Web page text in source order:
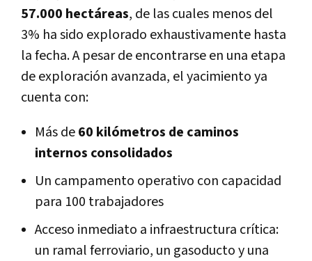
57.000 hectáreas, de las cuales menos del
3% ha sido explorado exhaustivamente hasta
la fecha. A pesar de encontrarse en una etapa
de exploración avanzada, el yacimiento ya
cuenta con:
Más de60 kilómetros de caminos
internos consolidados
Un campamento operativo con capacidad
para 100 trabajadores
Acceso inmediato a infraestructura crítica:
un ramal ferroviario, un gasoducto y una